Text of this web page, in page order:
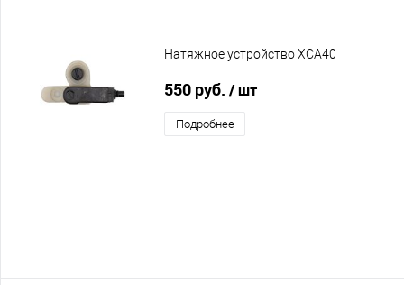
Натяжное устройство XCA40
550 руб. / шт
Подробнее